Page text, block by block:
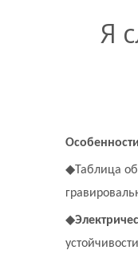
Я
◆ Таблица
◆